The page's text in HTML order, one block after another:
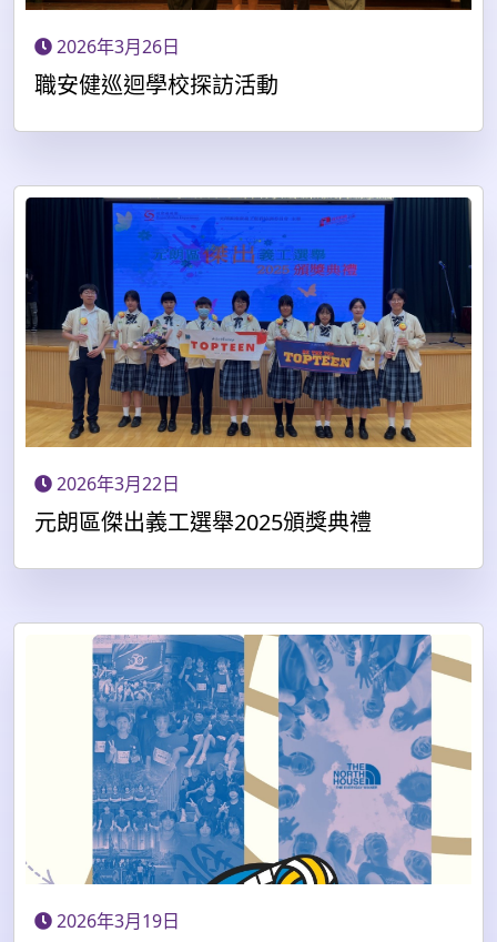
2026年3月26日
職安健巡迴學校探訪活動
2026年3月22日
元朗區傑出義工選舉2025頒獎典禮
2026年3月19日